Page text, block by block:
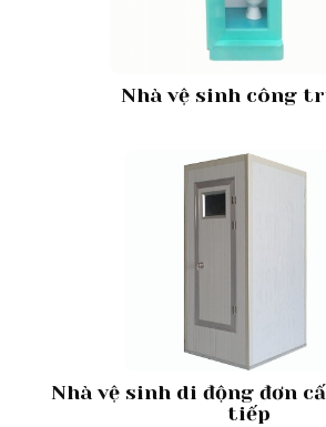
Nhà vệ sinh công
Nhà vệ sinh di động đơn
tiếp